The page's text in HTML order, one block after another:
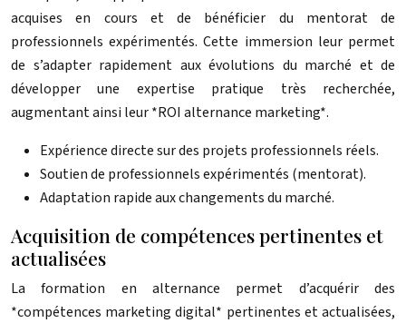
acquises en cours et de bénéficier du mentorat de
professionnels expérimentés. Cette immersion leur permet
de s’adapter rapidement aux évolutions du marché et de
développer une expertise pratique très recherchée,
augmentant ainsi leur *ROI alternance marketing*.
Expérience directe sur des projets professionnels réels.
Soutien de professionnels expérimentés (mentorat).
Adaptation rapide aux changements du marché.
Acquisition de compétences pertinentes et
actualisées
La formation en alternance permet d’acquérir des
*compétences marketing digital* pertinentes et actualisées,